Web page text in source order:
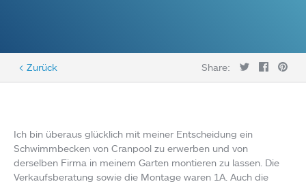
< Zurück Share:
Ich bin überaus glücklich mit meiner Entscheidung ein
Schwimmbecken von Cranpool zu erwerben und von
derselben Firma in meinem Garten montieren zu lassen. Die
Verkaufsberatung sowie die Montage waren 1A. Auch die